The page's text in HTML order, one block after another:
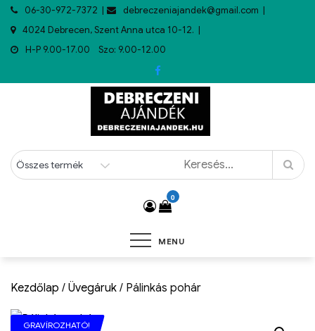
06-30-972-7372
debreczeniajandek@gmail.com
4024 Debrecen, Szent Anna utca 10-12.
H-P 9.00-17.00 Szo: 9.00-12.00
0
MENU
Kezdőlap / Üvegáruk / Pálinkás pohár
GRAVÍROZHATÓ!